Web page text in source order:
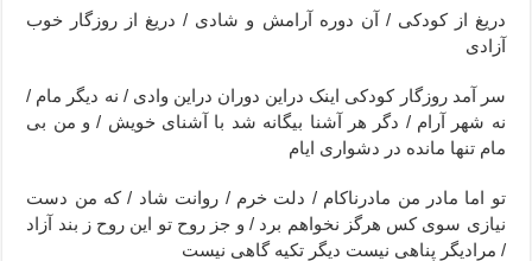
دریغ از کودکی / آن دوره آرامش و شادی / دریغ از روزگار خوب
آزادی
سر آمد روزگار کودکی اینک دراین دوران دراین وادی / نه دیگر مام /
نه شهر آرام / دگر هر آشنا بیگانه شد با آشنای خویش / و من بی
مام تنها مانده در دشواری ایام
تو اما مادر من مادرناکام / دلت خرم / روانت شاد / که من دست
نیازی سوی کس هرگز نخواهم برد / و جز روح تو این روح ز بند آزاد
/ مرادیگر پناهی نیست دیگر تکیه گاهی نیست